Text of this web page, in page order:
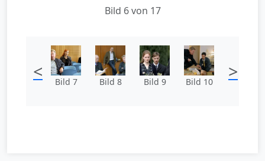
Bild 6 von 17
< Bild 7 Bild 8 Bild 9 Bild 10 >